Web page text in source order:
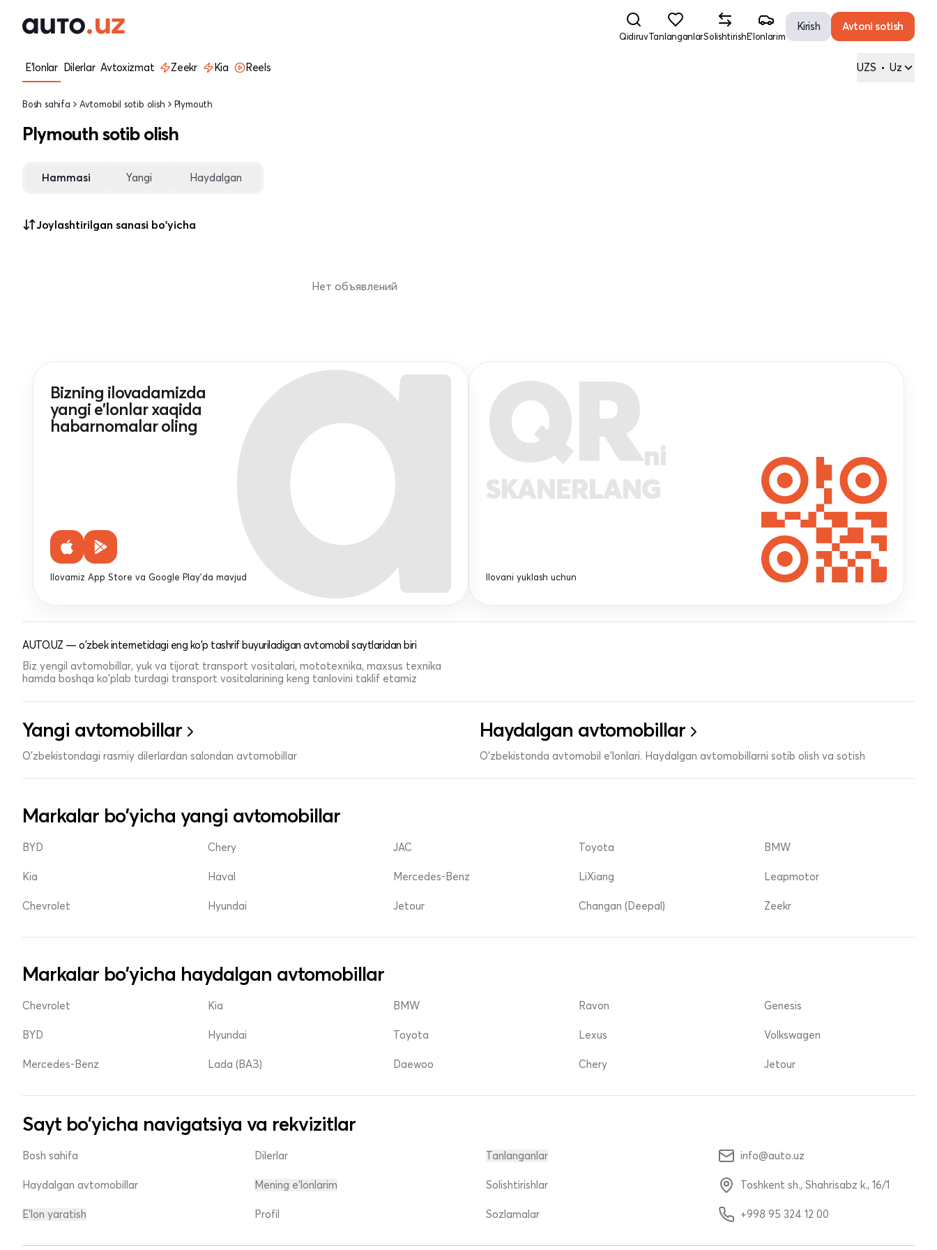
QidiruvTanlanganlarSolishtirishE'lonlarim
Kirish Avtoni sotish
E'lonlar Dilerlar Avtoxizmat Zeekr Kia Reels UZS • Uz
Bosh sahifa Avtomobil sotib olish Plymouth
Plymouth sotib olish
Hammasi Yangi Haydalgan
Joylashtirilgan sanasi bo'yicha
Нет объявлений
Bizning ilovadamizda
yangi e'lonlar xaqida
habarnomalar oling
Ilovamiz App Store va Google Play'da mavjud
QRni
SKANERLANG
Ilovani yuklash uchun
AUTO.UZ — o'zbek internetidagi eng ko'p tashrif buyuriladigan avtomobil saytlaridan biri
Biz yengil avtomobillar, yuk va tijorat transport vositalari, mototexnika, maxsus texnika
hamda boshqa ko'plab turdagi transport vositalarining keng tanlovini taklif etamiz
Yangi avtomobillar
O'zbekistondagi rasmiy dilerlardan salondan avtomobillar
Haydalgan avtomobillar
O'zbekistonda avtomobil e’lonlari. Haydalgan avtomobillarni sotib olish va sotish
Markalar bo'yicha yangi avtomobillar
BYD
Kia
Chevrolet
Chery
Haval
Hyundai
JAC
Mercedes-Benz
Jetour
Toyota
LiXiang
Changan (Deepal)
BMW
Leapmotor
Zeekr
Markalar bo'yicha haydalgan avtomobillar
Chevrolet
BYD
Mercedes-Benz
Kia
Hyundai
Lada (ВАЗ)
BMW
Toyota
Daewoo
Ravon
Lexus
Chery
Genesis
Volkswagen
Jetour
Sayt bo'yicha navigatsiya va rekvizitlar
Bosh sahifa
Haydalgan avtomobillar
E'lon yaratish
Dilerlar
Mening e'lonlarim
Profil
Tanlanganlar
Solishtirishlar
Sozlamalar
info@auto.uz
Toshkent sh., Shahrisabz k., 16/1
+998 95 324 12 00